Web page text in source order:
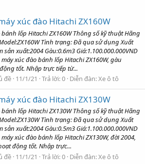
xúc đào Hitachi ZX160W
lốp Hitachi ZX160W Thông số kỹ thuật Hãng
Tình trạng: Đã qua sử dụng Xuất
sản xuất:2004 Gàu:0.6m3 Giá:1.100.000.000VND
xúc đào bánh lốp Hitachi ZX160W, gàu
tốt. Nhập trực tiếp từ...
đề 11/1/21 Trả lời: 0 Diễn đàn:Xe ô tô
xúc đào Hitachi ZX130W
lốp Hitachi ZX130W Thông số kỹ thuật Hãng
Tình trạng: Đã qua sử dụng Xuất
sản xuất:2004 Gàu:0.5m3 Giá:1.100.000.000VND
xúc đào bánh lốp Hitachi ZX130W, đời 2004,
động tốt. Nhập trực...
đề 11/1/21 Trả lời: 0 Diễn đàn:Xe ô tô